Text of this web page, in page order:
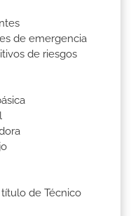
de emergencia
de riesgos
de Técnico